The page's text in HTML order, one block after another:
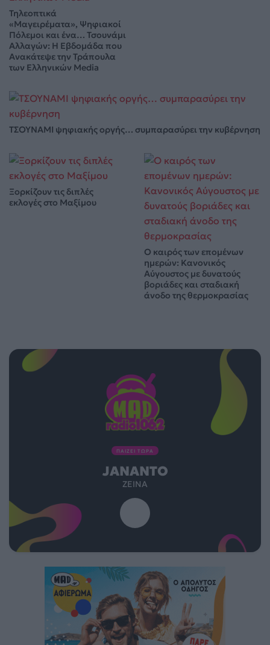
Τηλεοπτικά
«Μαγειρέματα», Ψηφιακοί
Πόλεμοι και ένα… Τσουνάμι
Αλλαγών: Η Εβδομάδα που
Ανακάτεψε την Τράπουλα
των Ελληνικών Media
ΤΣΟΥΝΑΜΙ ψηφιακής οργής… συμπαρασύρει την κυβέρνηση
Ξορκίζουν τις διπλές
εκλογές στο Μαξίμου
Ο καιρός των επομένων
ημερών: Κανονικός
Αύγουστος με δυνατούς
βοριάδες και σταδιακή
άνοδο της θερμοκρασίας
ΠΑΙΖΕΙ ΤΩΡΑ
JANANTO
ZEINA